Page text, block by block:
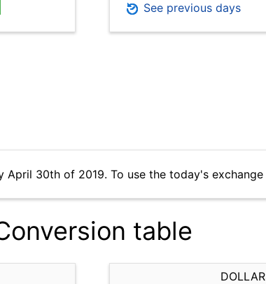
See previous days
April 30th of 2019. To use the today's
table